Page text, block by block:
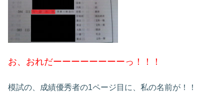
お、おれだーーーーーーーーっ！！！
模試の、成績優秀者の1ページ目に、私の名前が！！